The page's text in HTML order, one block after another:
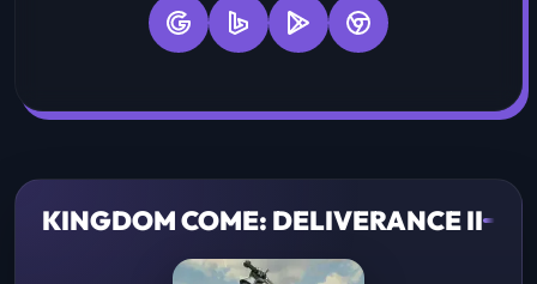
KINGDOM COME: DELIVERANCE II